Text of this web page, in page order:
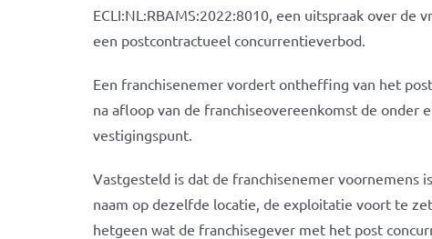
ECLI:NL:RBAMS:2022:8010, een uitspraak over de
een postcontractueel concurrentieverbod.
Een franchisenemer vordert ontheffing van het
na afloop van de franchiseovereenkomst de
vestigingspunt.
Vastgesteld is dat de franchisenemer voornemens
naam op dezelfde locatie, de exploitatie voort te
hetgeen wat de franchisegever met het post